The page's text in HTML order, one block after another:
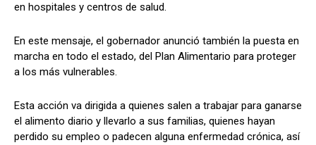
en hospitales y centros de salud.
En este mensaje, el gobernador anunció también la puesta en
marcha en todo el estado, del Plan Alimentario para proteger
a los más vulnerables.
Esta acción va dirigida a quienes salen a trabajar para ganarse
el alimento diario y llevarlo a sus familias, quienes hayan
perdido su empleo o padecen alguna enfermedad crónica, así